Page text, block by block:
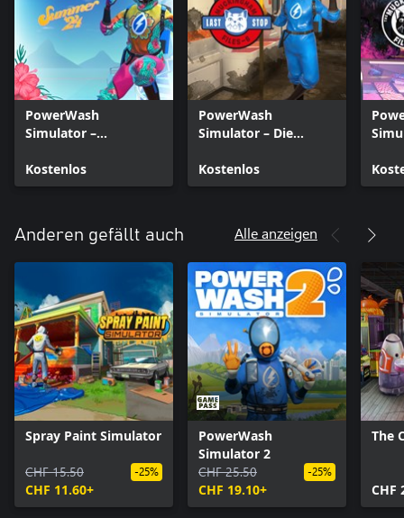
PowerWash
Simulator –
Sonnendeck –
Sommer 2024
Kostenlos
PowerWash
Simulator – Die
Teil 6
Kostenlos
Teil 5
Anderen gefällt auch Alle anzeigen
Spray Paint Simulator
CHF 15.50
CHF 11.60+
-25%
PowerWash
Simulator 2
CHF 25.50
CHF 19.10+
-25%
The
CHF